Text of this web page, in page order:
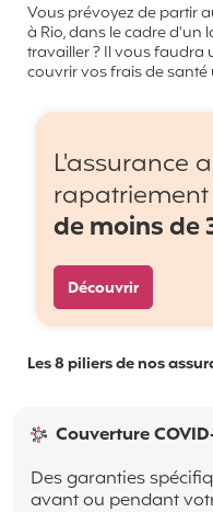
Vous prévoyez de partir
à Rio, dans le cadre d'un
travailler ? Il vous
couvrir vos frais de santé
L'assurance
de moins de
Découvrir
Les 8 piliers de nos
Couverture
Des garanties
avant ou pendant